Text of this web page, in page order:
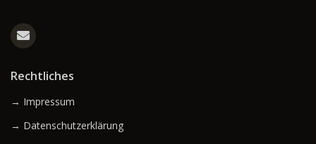
Rechtliches
→ Impressum
→ Datenschutzerklärung